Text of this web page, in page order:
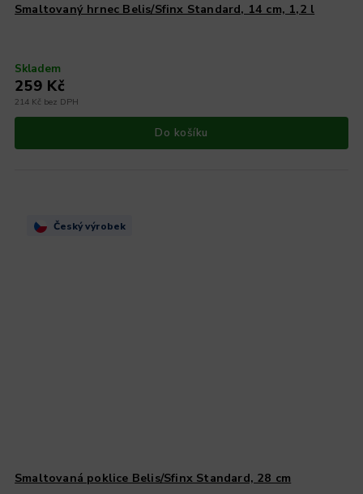
Smaltovaný hrnec Belis/Sfinx Standard, 14 cm, 1,2 l
Skladem
214 Kč bez DPH
259 Kč
Do košíku
Český výrobek
Smaltovaná poklice Belis/Sfinx Standard, 28 cm